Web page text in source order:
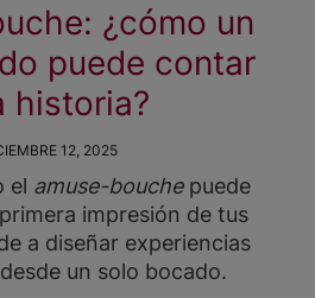
¿cómo un
puede contar
historia?
12, 2025
el amuse-bouchepuede
impresión de tus
a diseñar experiencias
un solo bocado.